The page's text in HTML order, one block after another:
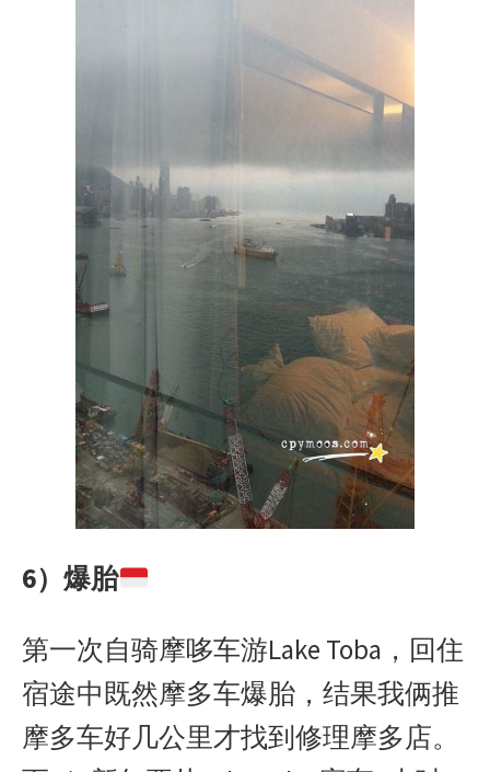
6）爆胎
第一次自骑摩哆车游Lake Toba，回住
宿途中既然摩多车爆胎，结果我俩推
摩多车好几公里才找到修理摩多店。